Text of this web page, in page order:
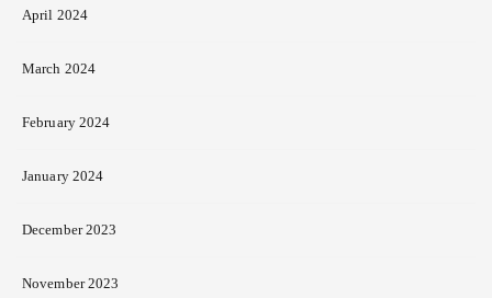
April 2024
March 2024
February 2024
January 2024
December 2023
November 2023